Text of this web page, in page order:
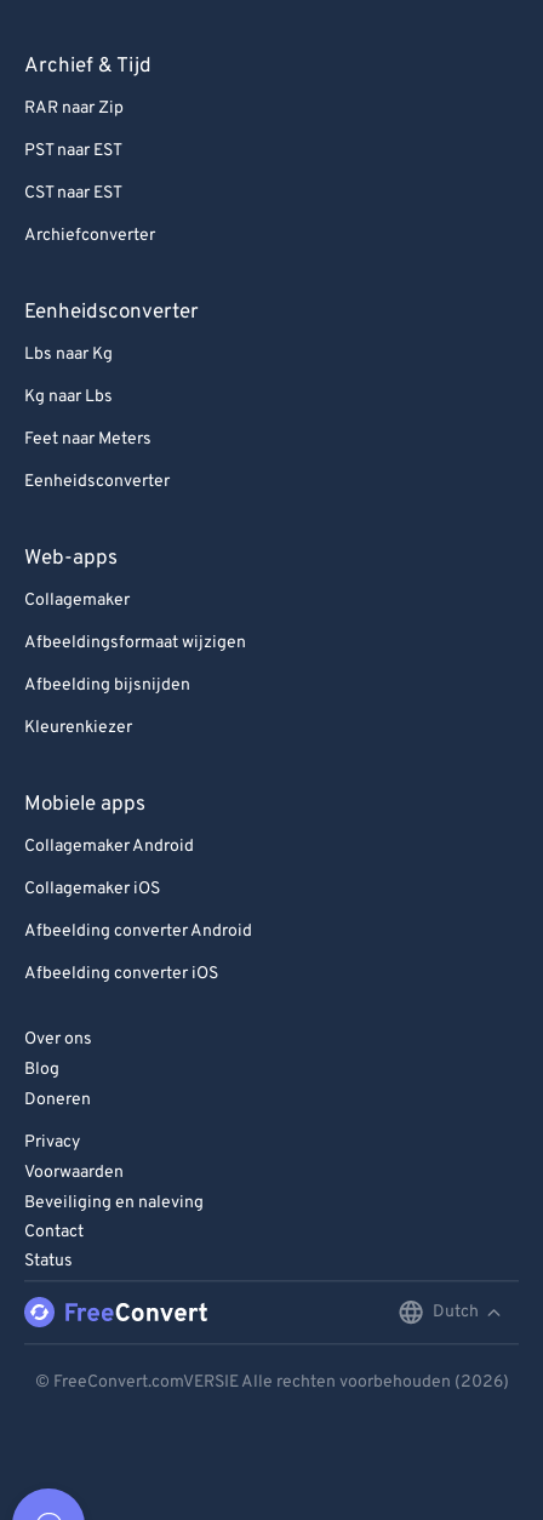
Archief & Tijd
RAR naar Zip
PST naar EST
CST naar EST
Archiefconverter
Eenheidsconverter
Lbs naar Kg
Kg naar Lbs
Feet naar Meters
Eenheidsconverter
Web-apps
Collagemaker
Afbeeldingsformaat wijzigen
Afbeelding bijsnijden
Kleurenkiezer
Mobiele apps
Collagemaker Android
Collagemaker iOS
Afbeelding converter Android
Afbeelding converter iOS
Over ons
Blog
Doneren
Privacy
Voorwaarden
Beveiliging en naleving
Contact
Status
Dutch
© FreeConvert.comVERSIE Alle rechten voorbehouden (2026)